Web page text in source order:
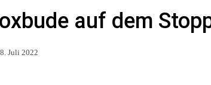
auf dem
8. Juli 2022